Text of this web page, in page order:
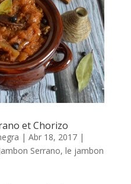
et Chorizo
| Abr 18, 2017|
Serrano, le jambon